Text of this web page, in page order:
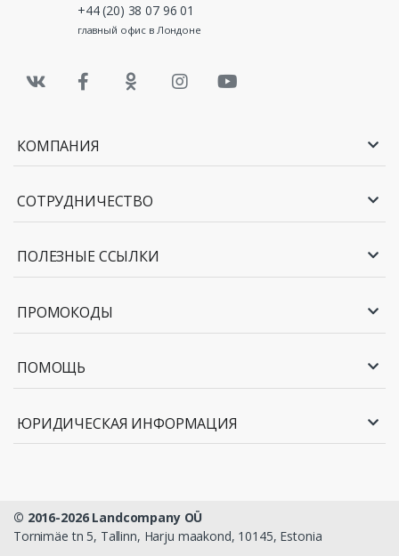
+44 (20) 38 07 96 01
главный офис в Лондоне
КОМПАНИЯ
СОТРУДНИЧЕСТВО
ПОЛЕЗНЫЕ ССЫЛКИ
ПРОМОКОДЫ
ПОМОЩЬ
ЮРИДИЧЕСКАЯ ИНФОРМАЦИЯ
© 2016-2026 Landcompany OÜ
Tornimäe tn 5, Tallinn, Harju maakond, 10145, Estonia